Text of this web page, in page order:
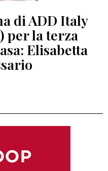
di ADD Italy
per la terza
Elisabetta